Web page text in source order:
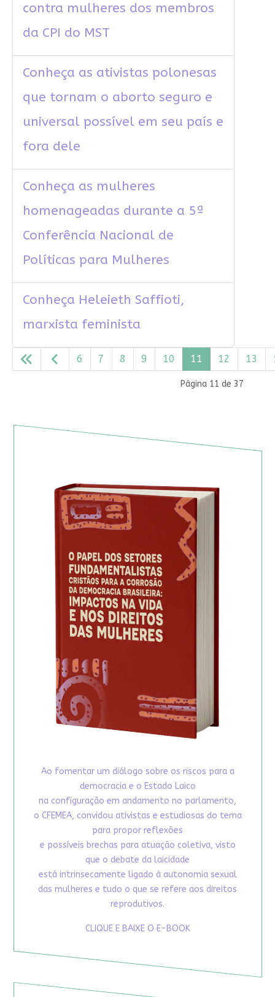
contra mulheres dos membros
da CPI do MST
Conheça as ativistas polonesas
que tornam o aborto seguro e
universal possível em seu país e
fora dele
Conheça as mulheres
homenageadas durante a 5ª
Conferência Nacional de
Políticas para Mulheres
Conheça Heleieth Saffioti,
marxista feminista
Página 11 de 37
6 7 8 9 10 11 12 13
Ao fomentar um diálogo sobre os riscos para a
democracia e o Estado Laico
na configuração em andamento no parlamento,
o CFEMEA, convidou ativistas e estudiosas do tema
para propor reflexões
e possíveis brechas para atuação coletiva, visto
que o debate da laicidade
está intrinsecamente ligado à autonomia sexual
das mulheres e tudo o que se refere aos direitos
reprodutivos.
CLIQUE E BAIXE O E-BOOK